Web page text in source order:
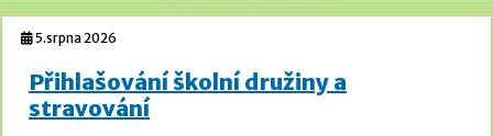
5.srpna 2026
Přihlašování školní družiny a
stravování